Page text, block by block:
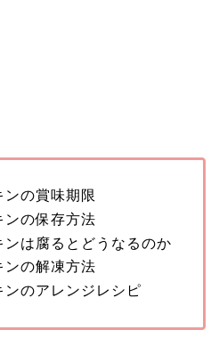
の賞味期限
ンの保存方法
は腐るとどうなるのか
ンの解凍方法
のアレンジレシピ